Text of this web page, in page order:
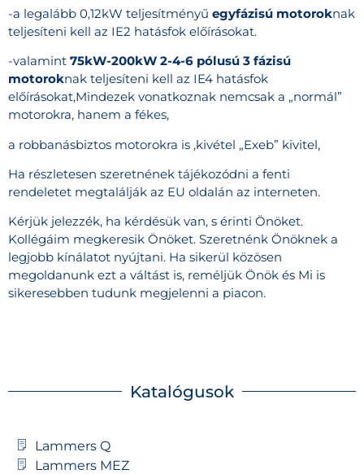
-a legalább 0,12kW teljesítményű egyfázisú motoroknak
teljesíteni kell az IE2 hatásfok előírásokat.
-valamint 75kW-200kW 2-4-6 pólusú 3 fázisú
motoroknak teljesíteni kell az IE4 hatásfok
előírásokat,Mindezek vonatkoznak nemcsak a „normál”
motorokra, hanem a fékes,
a robbanásbiztos motorokra is ,kivétel „Exeb” kivitel,
Ha részletesen szeretnének tájékozódni a fenti
rendeletet megtalálják az EU oldalán az interneten.
Kérjük jelezzék, ha kérdésük van, s érinti Önöket.
Kollégáim megkeresik Önöket. Szeretnénk Önöknek a
legjobb kínálatot nyújtani. Ha sikerül közösen
megoldanunk ezt a váltást is, reméljük Önök és Mi is
sikeresebben tudunk megjelenni a piacon.
Katalógusok
Lammers Q
Lammers MEZ